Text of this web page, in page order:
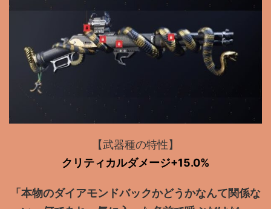
【武器種の特性】
クリティカルダメージ+15.0%
「本物のダイアモンドバックかどうかなんて関係な